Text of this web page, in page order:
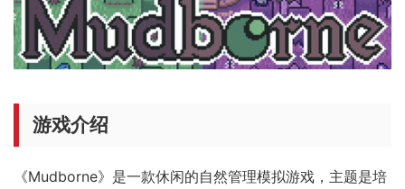
游戏介绍
《Mudborne》是一款休闲的自然管理模拟游戏，主题是培